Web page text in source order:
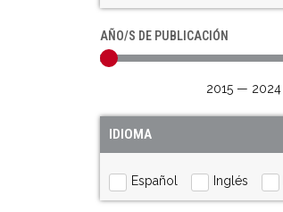
AÑO/S DE PUBLICACIÓN
2015 — 2024
IDIOMA
Español Inglés